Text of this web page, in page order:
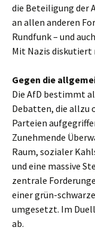
die Beteiligung der
an allen anderen
Rundfunk – und
Mit Nazis diskutiert
Gegen die
Die AfD bestimmt
Debatten, die allzu
Parteien
Zunehmende
Raum, sozialer
und eine massive
zentrale
einer grün-
umgesetzt. Im
ab.